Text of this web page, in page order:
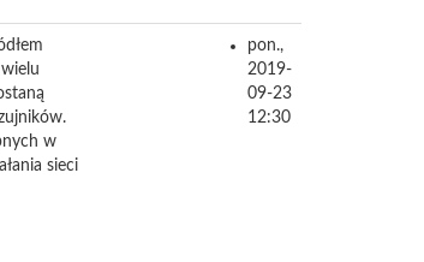
w
sieci
pon.,
2019-
09-23
12:30